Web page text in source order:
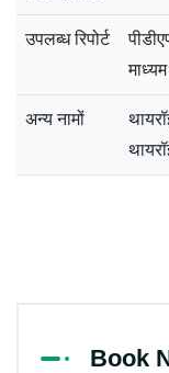
उपलब्ध रिपोर्ट
अन्य नामों
Book